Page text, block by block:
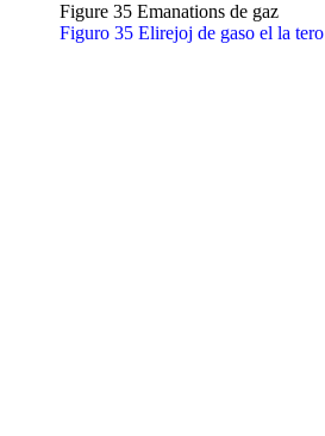
Figure 35 Emanations de gaz
Figuro 35 Elirejoj de gaso el la tero